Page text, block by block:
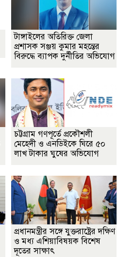
টাঙ্গাইলের অতিরিক্ত জেলা
প্রশাসক সঞ্জয় কুমার মহন্তের
বিরুদ্ধে ব্যাপক দুর্নীতির অভিযোগ
চট্টগ্রাম গণপূর্তে প্রকৌশলী
মেহেদী ও এনডিইকে ঘিরে ৫০
লাখ টাকার ঘুষের অভিযোগ
প্রধানমন্ত্রীর সঙ্গে যুক্তরাষ্ট্রের দক্ষিণ
ও মধ্য এশিয়াবিষয়ক বিশেষ
দূতের সাক্ষাৎ